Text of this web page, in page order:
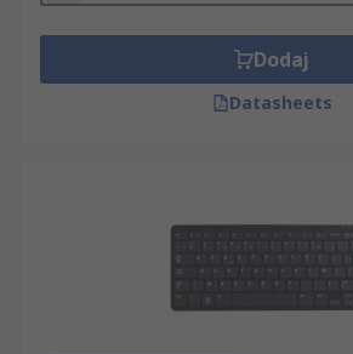
Dodaj
Datasheets